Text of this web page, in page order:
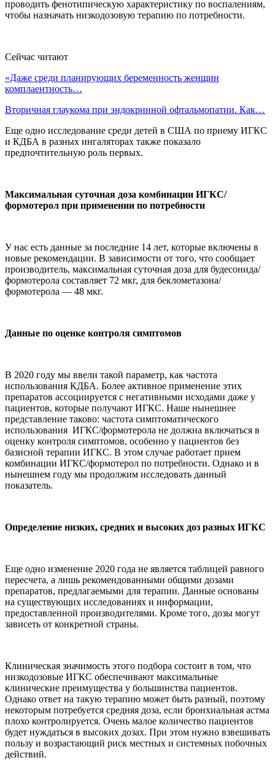
проводить фенотипическую характеристику по воспалениям,
чтобы назначать низкодозовую терапию по потребности.
Сейчас читают
«Даже среди планирующих беременность женщин
комплаентность…
Вторичная глаукома при эндокринной офтальмопатии. Как…
Еще одно исследование среди детей в США по приему ИГКС
и КДБА в разных ингаляторах также показало
предпочтительную роль первых.
Максимальная суточная доза комбинации ИГКС/
формотерол при применении по потребности
У нас есть данные за последние 14 лет, которые включены в
новые рекомендации. В зависимости от того, что сообщает
производитель, максимальная суточная доза для будесонида/
формотерола составляет 72 мкг, для беклометазона/
формотерола — 48 мкг.
Данные по оценке контроля симптомов
В 2020 году мы ввели такой параметр, как частота
использования КДБА. Более активное применение этих
препаратов ассоциируется с негативными исходами даже у
пациентов, которые получают ИГКС. Наше нынешнее
представление таково: частота симптоматического
использования ИГКС/формотерола не должна включаться в
оценку контроля симптомов, особенно у пациентов без
базисной терапии ИГКС. В этом случае работает прием
комбинации ИГКС/формотерол по потребности. Однако и в
нынешнем году мы продолжим исследовать данный
показатель.
Определение низких, средних и высоких доз разных ИГКС
Еще одно изменение 2020 года не является таблицей равного
пересчета, а лишь рекомендованными общими дозами
препаратов, предлагаемыми для терапии. Данные основаны
на существующих исследованиях и информации,
предоставленной производителями. Кроме того, дозы могут
зависеть от конкретной страны.
Клиническая значимость этого подбора состоит в том, что
низкодозовые ИГКС обеспечивают максимальные
клинические преимущества у большинства пациентов.
Однако ответ на такую терапию может быть разный, поэтому
некоторым потребуется средняя доза, если бронхиальная астма
плохо контролируется. Очень малое количество пациентов
будет нуждаться в высоких дозах. При этом нужно взвешивать
пользу и возрастающий риск местных и системных побочных
действий.